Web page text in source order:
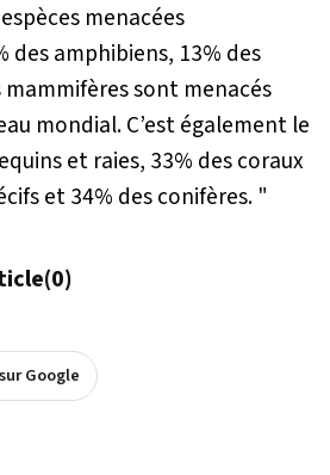
menacées
des amphibiens, 13% des
mammifères sont menacés
mondial. C’est également le
et raies, 33% des coraux
et 34% des conifères. "
(0)
Google